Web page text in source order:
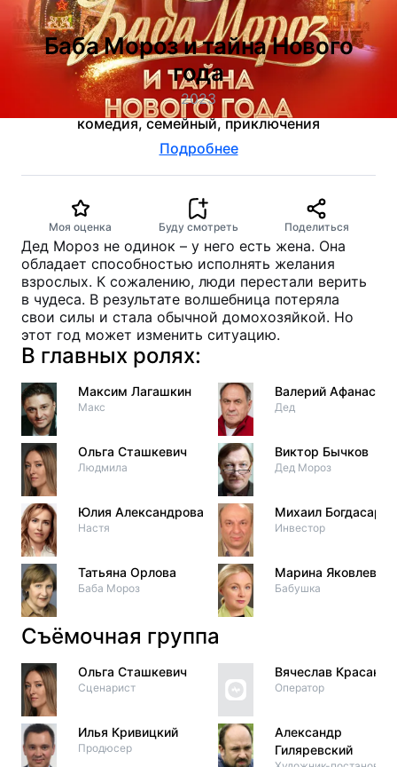
Баба Мороз и тайна Нового
года
2023
комедия, семейный, приключения
Подробнее
Моя оценка Буду смотреть Поделиться
Дед Мороз не одинок – у него есть жена. Она
обладает способностью исполнять желания
взрослых. К сожалению, люди перестали верить
в чудеса. В результате волшебница потеряла
свои силы и стала обычной домохозяйкой. Но
этот год может изменить ситуацию.
В главных ролях:
Максим Лагашкин
Макс
Ольга Сташкевич
Людмила
Юлия Александрова
Настя
Татьяна Орлова
Баба Мороз
Валерий Афанасьев
Дед
Виктор Бычков
Дед Мороз
Михаил Богдасаров
Инвестор
Марина Яковлева
Бабушка
Съёмочная группа
Ольга Сташкевич
Сценарист
Илья Кривицкий
Продюсер
Вячеслав Красаков
Оператор
Александр
Гиляревский